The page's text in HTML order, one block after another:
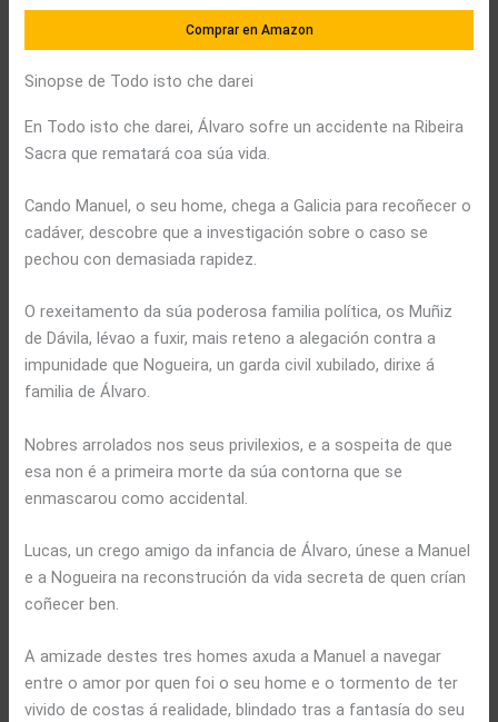
Comprar en Amazon
Sinopse de Todo isto che darei
En Todo isto che darei, Álvaro sofre un accidente na Ribeira
Sacra que rematará coa súa vida.
Cando Manuel, o seu home, chega a Galicia para recoñecer o
cadáver, descobre que a investigación sobre o caso se
pechou con demasiada rapidez.
O rexeitamento da súa poderosa familia política, os Muñiz
de Dávila, lévao a fuxir, mais reteno a alegación contra a
impunidade que Nogueira, un garda civil xubilado, dirixe á
familia de Álvaro.
Nobres arrolados nos seus privilexios, e a sospeita de que
esa non é a primeira morte da súa contorna que se
enmascarou como accidental.
Lucas, un crego amigo da infancia de Álvaro, únese a Manuel
e a Nogueira na reconstrución da vida secreta de quen crían
coñecer ben.
A amizade destes tres homes axuda a Manuel a navegar
entre o amor por quen foi o seu home e o tormento de ter
vivido de costas á realidade, blindado tras a fantasía do seu